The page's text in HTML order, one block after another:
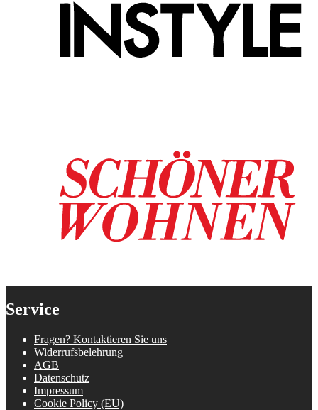
Service
Fragen? Kontaktieren Sie uns
Widerrufsbelehrung
AGB
Datenschutz
Impressum
Cookie Policy (EU)